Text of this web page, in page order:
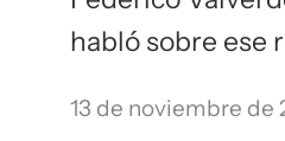
habló sobre ese
13 de noviembre de